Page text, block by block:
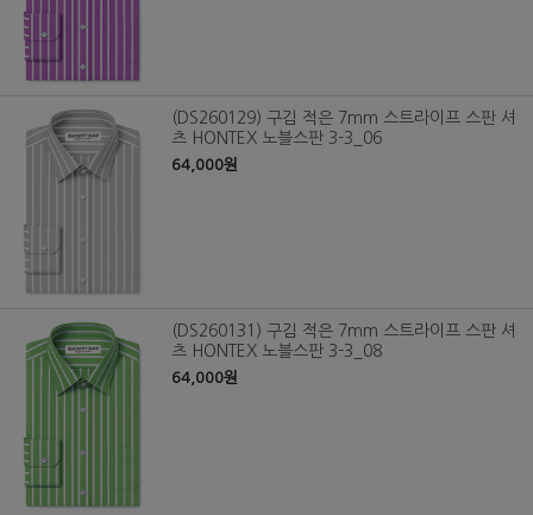
(DS260129) 구김 적은 7mm 스트라이프 스판 셔
츠 HONTEX 노블스판 3-3_06
64,000원
(DS260131) 구김 적은 7mm 스트라이프 스판 셔
츠 HONTEX 노블스판 3-3_08
64,000원